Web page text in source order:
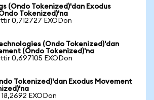
(Ondo Tokenized)'dan Exodus
Tokenized)'na
0,712727 EXODon
(Ondo Tokenized)'dan
(Ondo Tokenized)'na
0,697105 EXODon
Tokenized)'dan Exodus Movement
EXODon